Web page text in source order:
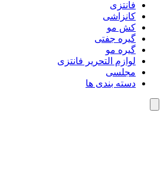
فانتزی
کانزاشی
کش مو
گیره جفتی
گیره مو
لوازم التحریر فانتزی
مجلسی
دسته بندی ها